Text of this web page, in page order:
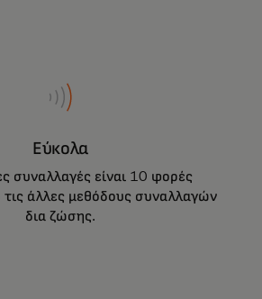
σας δεν φεύγει ποτέ
Εύκολα
συναλλαγές είναι 10 φορές
τις άλλες μεθόδους συναλλαγών
δια ζώσης.